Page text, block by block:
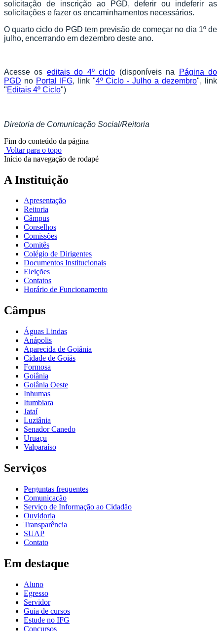
solicitação de inscrição ao PGD, deferir ou indeferir as
solicitações e fazer os encaminhamentos necessários.
O quarto ciclo do PGD tem previsão de começar no dia 1º de
julho, encerrando em dezembro deste ano.
Acesse os editais do 4º ciclo (disponíveis na
Página do
PGD no Portal IFG, link "4º Ciclo - Julho a dezembro", link
"Editais 4º Ciclo")
Diretoria de Comunicação Social/Reitoria
Fim do conteúdo da página
Voltar para o topo
Início da navegação de rodapé
A Instituição
Apresentação
Reitoria
Câmpus
Conselhos
Comissões
Comitês
Colégio de Dirigentes
Documentos Institucionais
Eleições
Contatos
Horário de Funcionamento
Câmpus
Águas Lindas
Anápolis
Aparecida de Goiânia
Cidade de Goiás
Formosa
Goiânia
Goiânia Oeste
Inhumas
Itumbiara
Jataí
Luziânia
Senador Canedo
Uruaçu
Valparaíso
Serviços
Perguntas frequentes
Comunicação
Serviço de Informação ao Cidadão
Ouvidoria
Transparência
SUAP
Contato
Em destaque
Aluno
Egresso
Servidor
Guia de cursos
Estude no IFG
Concursos